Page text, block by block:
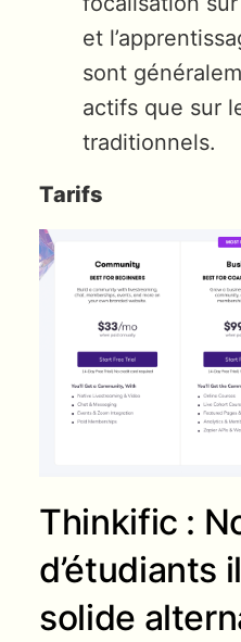
et
sont
actifs que sur
traditionnels.
Tarifs
Thinkific :
d’étudiants
solide